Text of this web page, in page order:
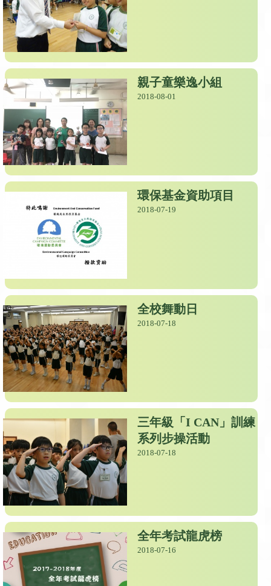
親子童樂逸小組
2018-08-01
環保基金資助項目
2018-07-19
全校舞動日
2018-07-18
三年級「I CAN」訓練
系列步操活動
2018-07-18
全年考試龍虎榜
2018-07-16